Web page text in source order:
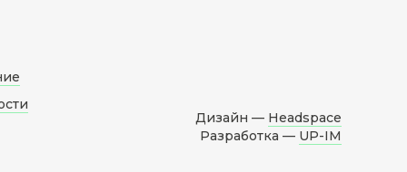
Дизайн — Headspace
Разработка — UP-IM